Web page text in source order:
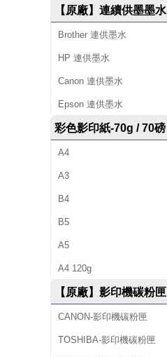
【原廠】連續供墨墨水
Brother 連供墨水
HP 連供墨水
Canon 連供墨水
Epson 連供墨水
彩色影印紙-70g / 70磅
A4
A3
B4
B5
A5
A4 120g
【原廠】影印機碳粉匣
CANON-影印機碳粉匣
TOSHIBA-影印機碳粉匣